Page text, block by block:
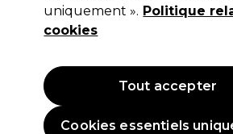
(0)
22,65 €Hors TVA
uniquement ». Politique
cookies
Cookies essentiels
Tout accepter